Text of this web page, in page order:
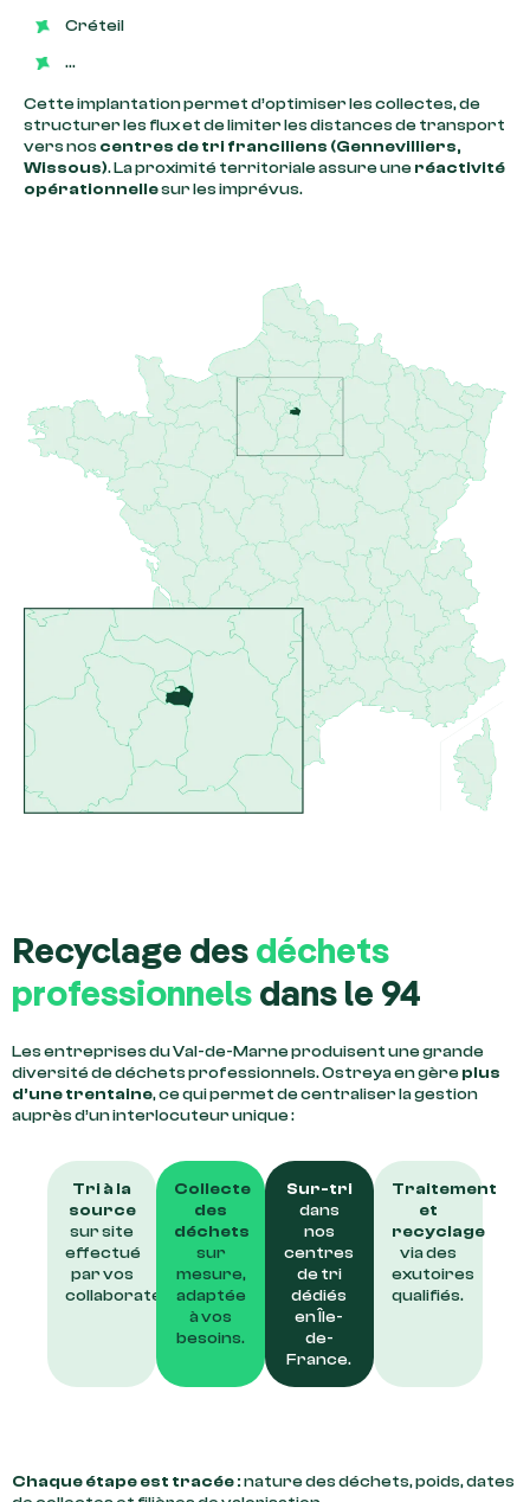
Créteil
…
Cette implantation permet d’optimiser les collectes, de
structurer les flux et de limiter les distances de transport
vers nos centres de tri franciliens (Gennevilliers,
Wissous). La proximité territoriale assure uneréactivité
opérationnellesur les imprévus.
Recyclage des déchets
professionnels dans le 94
Les entreprises du Val-de-Marne produisent une grande
diversité de déchets professionnels. Ostreya en gèreplus
d’une trentaine, ce qui permet de centraliser la gestion
auprès d’un interlocuteur unique :
Tri à la
source
sur site
effectué
par vos
collaborateurs.
Collecte
des
déchets
sur
mesure,
adaptée
à vos
besoins.
Sur-tri
dans
nos
centres
de tri
dédiés
en Île-
de-
France.
Traitement
et
recyclage
via des
exutoires
qualifiés.
Chaque étape est tracée :nature des déchets, poids, dates